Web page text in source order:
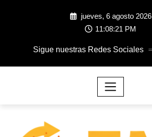
jueves, 6 agosto 2026
11:08:23 PM
Sigue nuestras Redes Sociales